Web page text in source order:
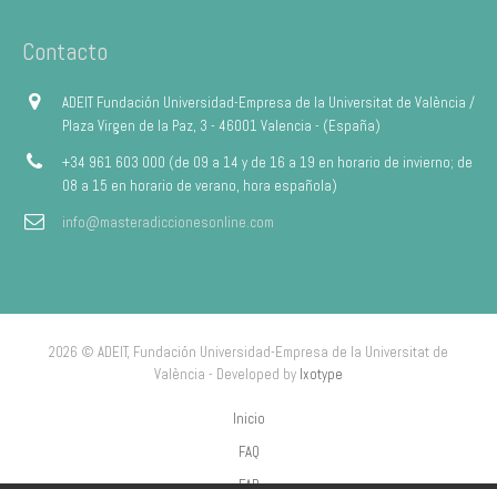
Contacto
ADEIT Fundación Universidad-Empresa de la Universitat de València /
Plaza Virgen de la Paz, 3 - 46001 Valencia - (España)
+34 961 603 000 (de 09 a 14 y de 16 a 19 en horario de invierno; de
08 a 15 en horario de verano, hora española)
info@masteradiccionesonline.com
2026 © ADEIT, Fundación Universidad-Empresa de la Universitat de
València - Developed by Ixotype
Inicio
FAQ
FAP